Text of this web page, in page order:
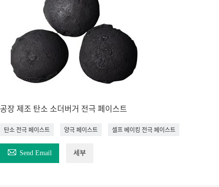
공장 제조 탄소 소더버거 전극 페이스트
탄소 전극 페이스트 양극 페이스트 셀프 베이킹 전극 페이스트
 Send Email 세부